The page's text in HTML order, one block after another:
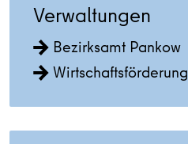
Verwaltungen
Bezirksamt Pankow
Wirtschaftsförderung